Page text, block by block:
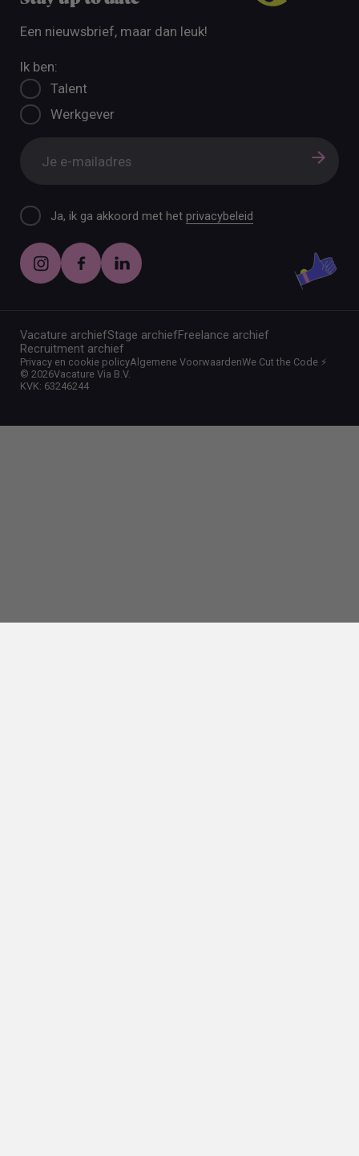
Een nieuwsbrief, maar dan leuk!
Ik ben:
Talent
Werkgever
Ja, ik ga akkoord met hetprivacybeleid
Vacature archiefStage archiefFreelance archief
Recruitment archief
©2026Vacature Via B.V.
KVK: 63246244
Privacy en cookie policyAlgemene VoorwaardenWe Cut the Code ⚡️